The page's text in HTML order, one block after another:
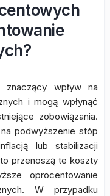
wpływ na
i mogą wpłynąć
zobowiązania.
podwyższenie stóp
lub stabilizacji
przenoszą te koszty
oprocentowanie
W przypadku